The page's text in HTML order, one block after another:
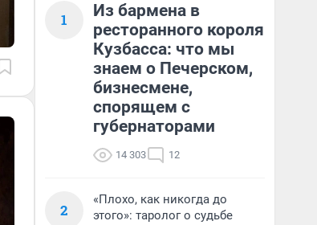
1
Из бармена в
ресторанного короля
Кузбасса: что мы
знаем о Печерском,
бизнесмене,
спорящем с
губернаторами
14 303 12
2
«Плохо, как никогда до
этого»: таролог о судьбе